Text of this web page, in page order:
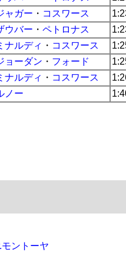
ャガー ・ コスワース
ウバー ・ ペトロナス
ナルディ ・ コスワース
ョーダン ・ フォード
ナルディ ・ コスワース
ノー
モントーヤ